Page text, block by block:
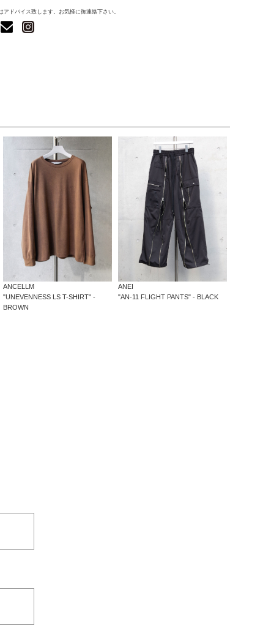
アドバイス致します。お気軽に御連絡下さい。
ANCELLM
"UNEVENNESS LS T-SHIRT" -
BROWN
ANEI
"AN-11 FLIGHT PANTS" - BLACK